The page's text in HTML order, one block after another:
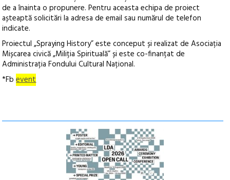
de a înainta o propunere. Pentru aceasta echipa de proiect
așteaptă solicitări la adresa de email sau numărul de telefon
indicate.
Proiectul „Spraying History” este conceput și realizat de Asociația
Mișcarea civică „Miliția Spirituală” și este co-finanțat de
Administrația Fondului Cultural Național.
*Fbevent